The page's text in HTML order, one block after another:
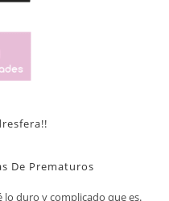
De Prematuros
lo duro y complicado que es.